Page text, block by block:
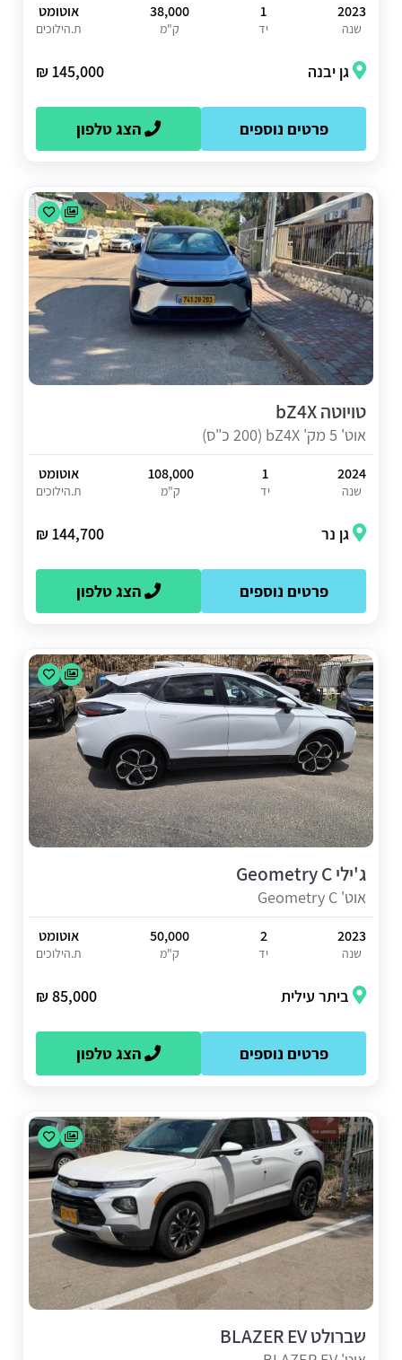
2023
שנה
1
יד
38,000
ק"מ
אוטומט
ת.הילוכים
גן יבנה 145,000 ₪
פרטים נוספים הצג טלפון
טויוטה bZ4X
אוט' 5 מק' bZ4X (200 כ"ס)
2024
שנה
1
יד
108,000
ק"מ
אוטומט
ת.הילוכים
גן נר 144,700 ₪
פרטים נוספים הצג טלפון
ג'ילי Geometry C
אוט' Geometry C
2023
שנה
2
יד
50,000
ק"מ
אוטומט
ת.הילוכים
ביתר עילית 85,000 ₪
פרטים נוספים הצג טלפון
שברולט BLAZER EV